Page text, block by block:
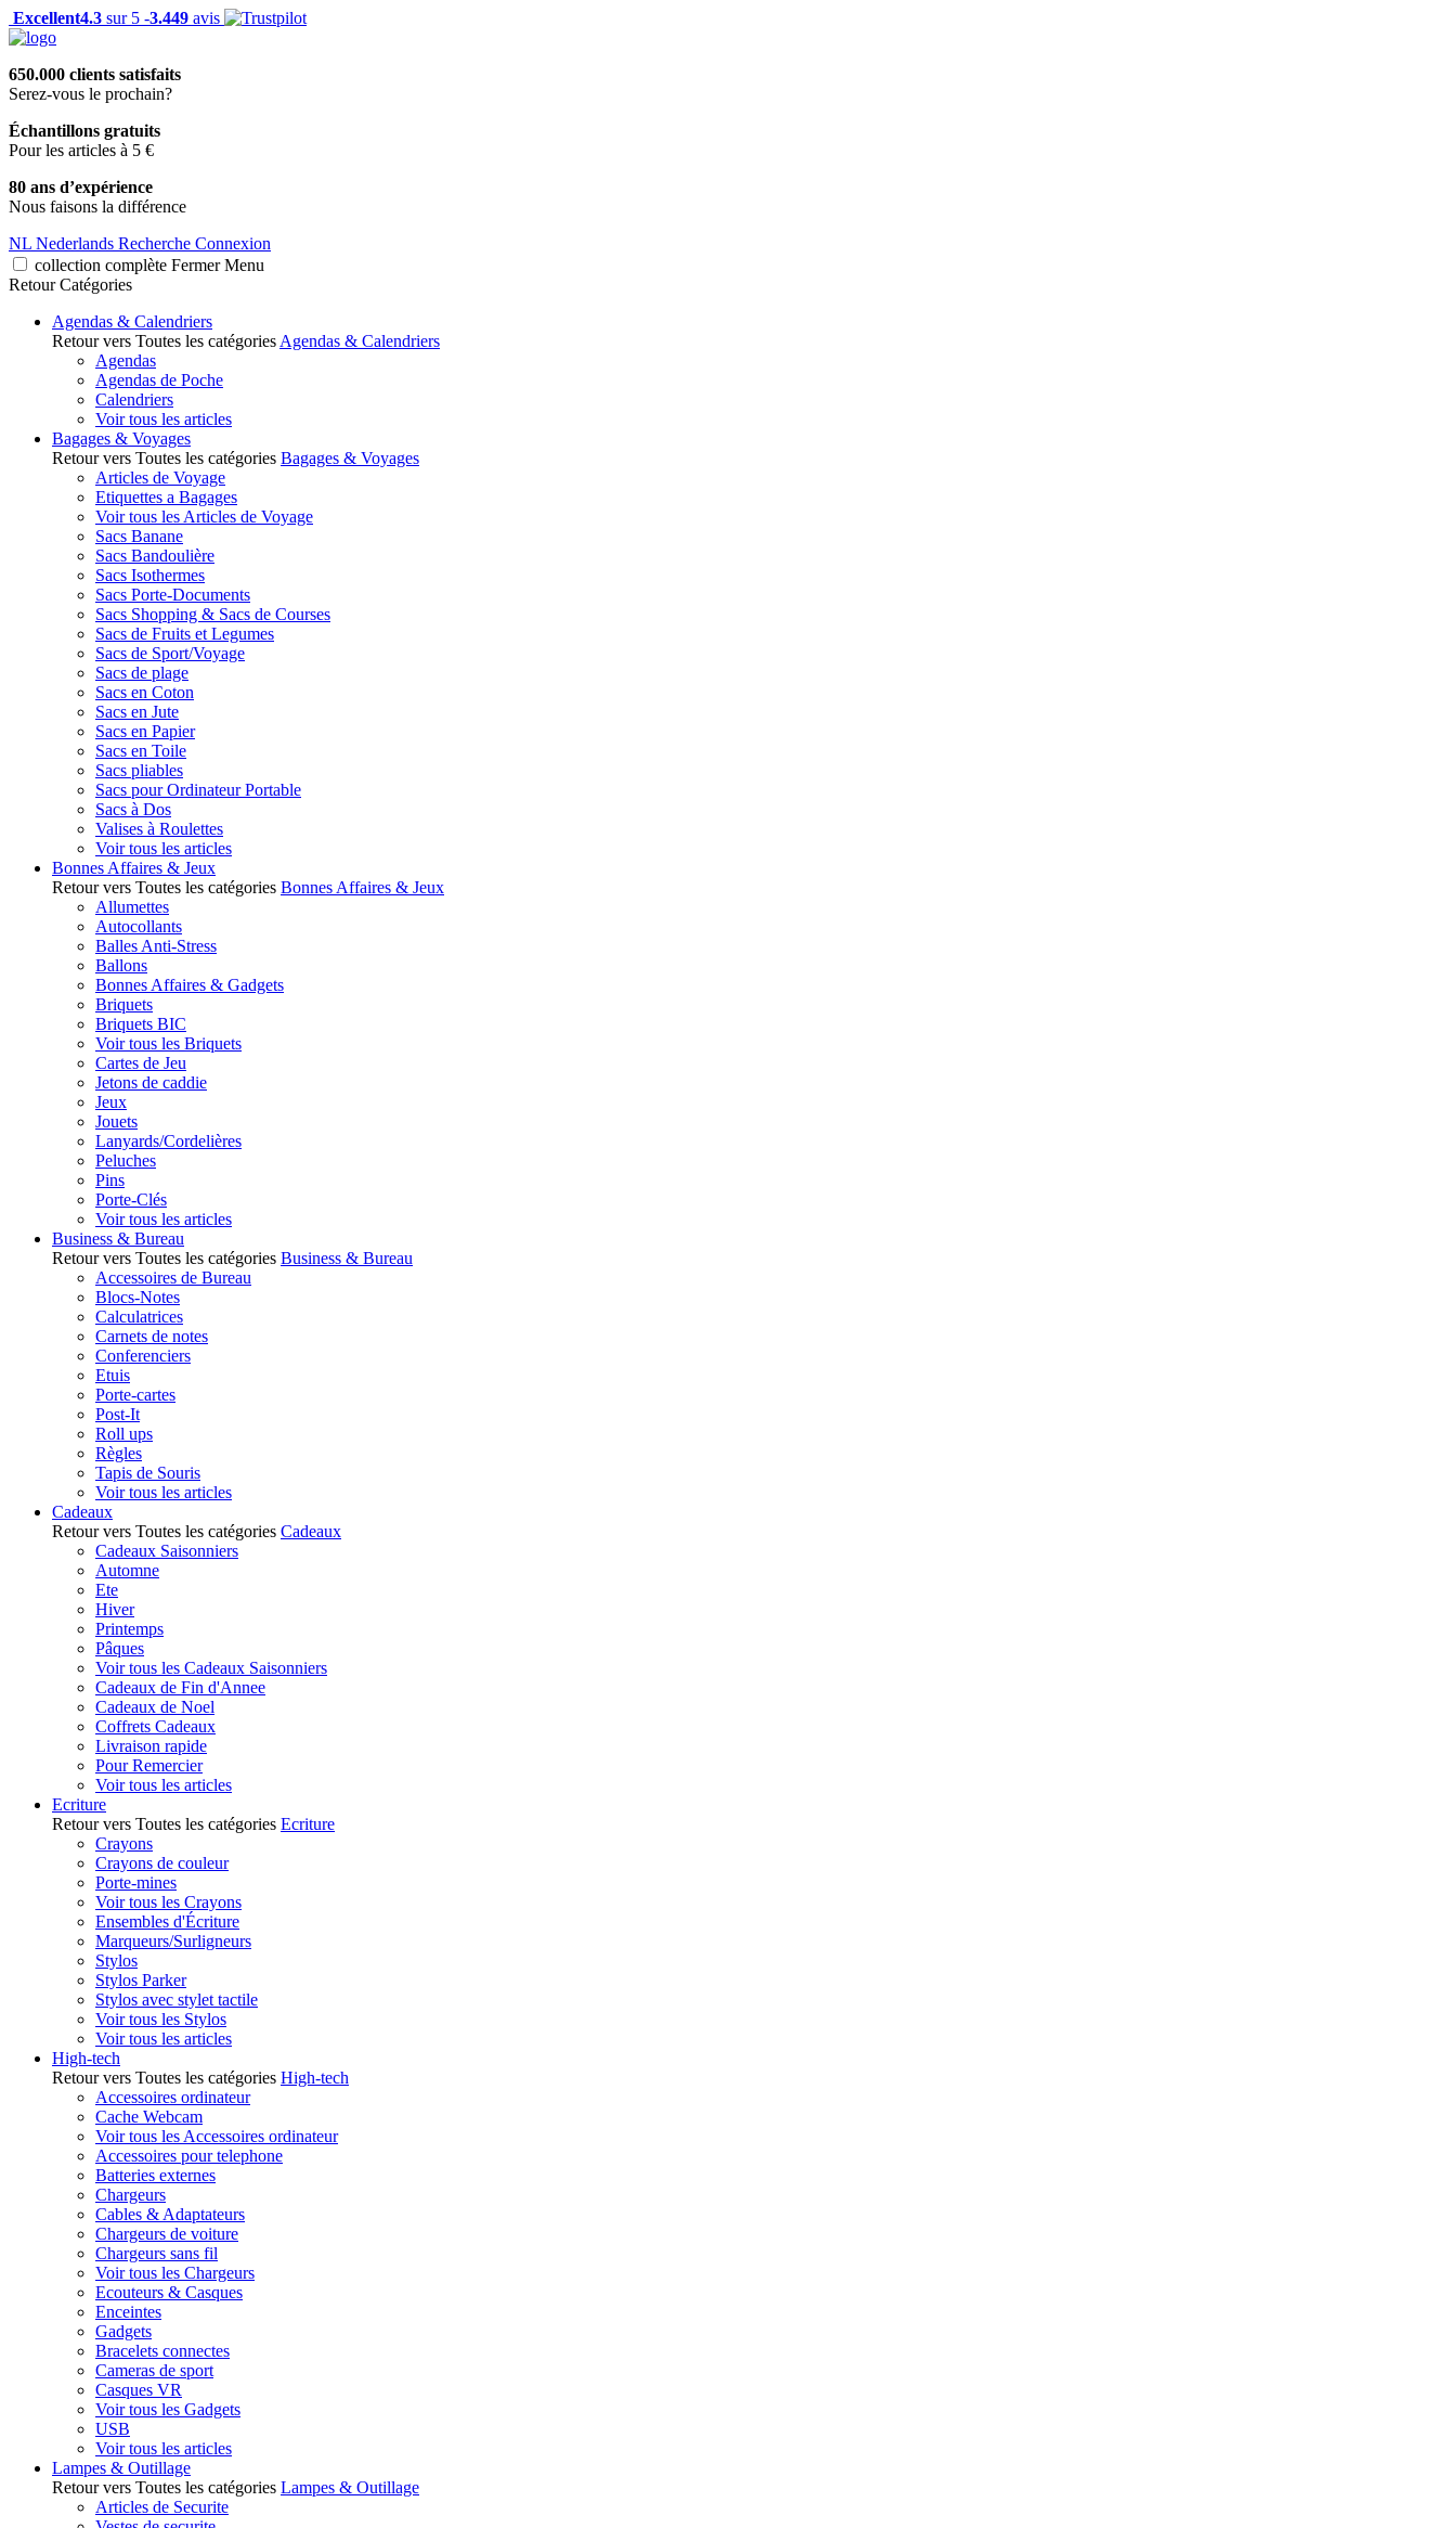
Excellent4.3 sur 5 -3.449 avis
650.000 clients satisfaits
Serez-vous le prochain?
Échantillons gratuits
Pour les articles à 5 €
80 ans d’expérience
Nous faisons la différence
NL Nederlands Recherche Connexion
collection complète Fermer Menu
Retour Catégories
Agendas & Calendriers
Retour vers Toutes les catégories Agendas & Calendriers
Agendas
Agendas de Poche
Calendriers
Voir tous les articles
Bagages & Voyages
Retour vers Toutes les catégories Bagages & Voyages
Articles de Voyage
Etiquettes a Bagages
Voir tous les Articles de Voyage
Sacs Banane
Sacs Bandoulière
Sacs Isothermes
Sacs Porte-Documents
Sacs Shopping & Sacs de Courses
Sacs de Fruits et Legumes
Sacs de Sport/Voyage
Sacs de plage
Sacs en Coton
Sacs en Jute
Sacs en Papier
Sacs en Toile
Sacs pliables
Sacs pour Ordinateur Portable
Sacs à Dos
Valises à Roulettes
Voir tous les articles
Bonnes Affaires & Jeux
Retour vers Toutes les catégories Bonnes Affaires & Jeux
Allumettes
Autocollants
Balles Anti-Stress
Ballons
Bonnes Affaires & Gadgets
Briquets
Briquets BIC
Voir tous les Briquets
Cartes de Jeu
Jetons de caddie
Jeux
Jouets
Lanyards/Cordelières
Peluches
Pins
Porte-Clés
Voir tous les articles
Business & Bureau
Retour vers Toutes les catégories Business & Bureau
Accessoires de Bureau
Blocs-Notes
Calculatrices
Carnets de notes
Conferenciers
Etuis
Porte-cartes
Post-It
Roll ups
Règles
Tapis de Souris
Voir tous les articles
Cadeaux
Retour vers Toutes les catégories Cadeaux
Cadeaux Saisonniers
Automne
Ete
Hiver
Printemps
Pâques
Voir tous les Cadeaux Saisonniers
Cadeaux de Fin d'Annee
Cadeaux de Noel
Coffrets Cadeaux
Livraison rapide
Pour Remercier
Voir tous les articles
Ecriture
Retour vers Toutes les catégories Ecriture
Crayons
Crayons de couleur
Porte-mines
Voir tous les Crayons
Ensembles d'Écriture
Marqueurs/Surligneurs
Stylos
Stylos Parker
Stylos avec stylet tactile
Voir tous les Stylos
Voir tous les articles
High-tech
Retour vers Toutes les catégories High-tech
Accessoires ordinateur
Cache Webcam
Voir tous les Accessoires ordinateur
Accessoires pour telephone
Batteries externes
Chargeurs
Cables & Adaptateurs
Chargeurs de voiture
Chargeurs sans fil
Voir tous les Chargeurs
Ecouteurs & Casques
Enceintes
Gadgets
Bracelets connectes
Cameras de sport
Casques VR
Voir tous les Gadgets
USB
Voir tous les articles
Lampes & Outillage
Retour vers Toutes les catégories Lampes & Outillage
Articles de Securite